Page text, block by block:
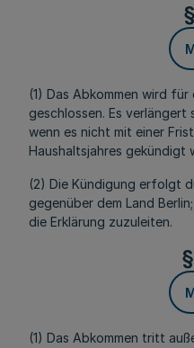
(1) Das Abkommen wird
geschlossen. Es verlängert
wenn es nicht mit einer
Haushaltsjahres gekündigt
(2) Die Kündigung erfolgt
gegenüber dem Land
die Erklärung zuzuleiten.
(1) Das Abkommen tritt